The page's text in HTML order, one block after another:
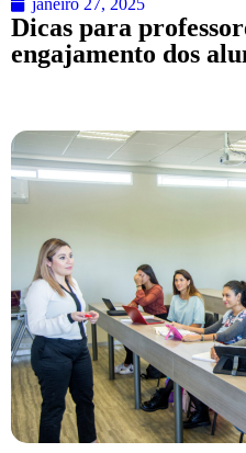
janeiro 27, 2025
Dicas para
engajamento dos